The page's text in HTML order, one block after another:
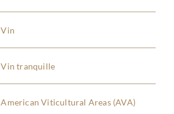
Vin
Vin tranquille
American Viticultural Areas (AVA)